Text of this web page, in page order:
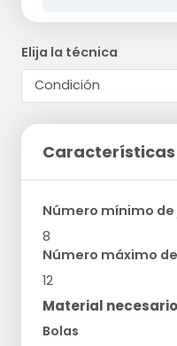
Elija la técnica
Número mínimo
8
Número máximo
12
Material
Bolas